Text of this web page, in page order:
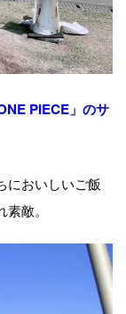
ONE PIECE」のサ
においしいご飯
敵。